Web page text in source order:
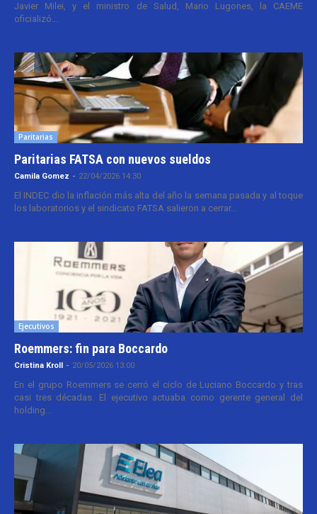
Javier Milei, y el ministro de Salud, Mario Lugones, la CAEME
oficializó...
Paritarias
Paritarias FATSA con nuevos sueldos
Camila Gomez - 22/04/2026 14:30
El INDEC dio la inflación más alta del año la semana pasada y al toque
los laboratorios y el sindicato FATSA salieron a cerrar...
Ejecutivos
Roemmers: fin para Boccardo
Cristina Kroll - 20/05/2026 13:00
En el grupo Roemmers se cerró el ciclo de Luciano Boccardo y tras
casi tres décadas. El ejecutivo actuaba como gerente general del
holding...